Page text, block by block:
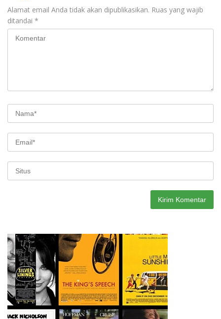
Alamat email Anda tidak akan dipublikasikan. Ruas yang wajib
ditandai *